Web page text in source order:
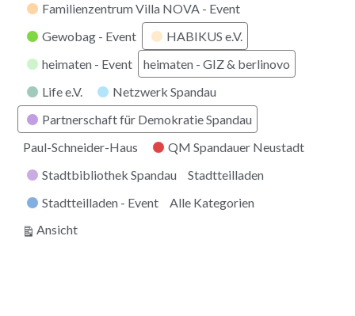
Familienzentrum Villa NOVA - Event
Gewobag - Event
HABIKUS e.V.
heimaten - Event
heimaten - GIZ & berlinovo
Life e.V.
Netzwerk Spandau
Partnerschaft für Demokratie Spandau
Paul-Schneider-Haus
QM Spandauer Neustadt
Stadtbibliothek Spandau
Stadtteilladen
Stadtteilladen - Event
Alle Kategorien
Ansichtausdrucken